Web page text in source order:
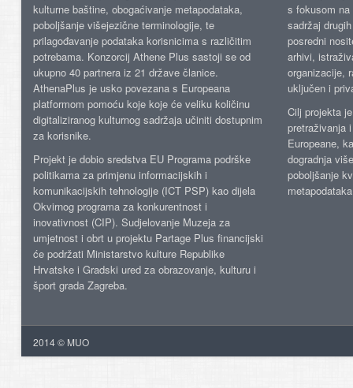
kulturne baštine, obogaćivanje metapodataka,
poboljšanje višejezične terminologije, te
prilagođavanje podataka korisnicima s različitim
potrebama. Konzorcij Athene Plus sastoji se od
ukupno 40 partnera iz 21 države članice.
AthenaPlus je usko povezana s Europeana
platformom pomoću koje koje će veliku količinu
digitaliziranog kulturnog sadržaja učiniti dostupnim
za korisnike.
Projekt je dobio sredstva EU Programa podrške
politikama za primjenu informacijskih i
komunikacijskih tehnologije (ICT PSP) kao dijela
Okvirnog programa za konkurentnost i
inovativnost (CIP). Sudjelovanje Muzeja za
umjetnost i obrt u projektu Partage Plus financijski
će podržati Ministarstvo kulture Republike
Hrvatske i Gradski ured za obrazovanje, kulturu i
šport grada Zagreba.
s fokusom
sadržaj
posredni
arhivi,
organizacije,
uključen i
Cilj projekta
pretraživanja
Europeane,
dogradnja
poboljšanje
2014 © MUO